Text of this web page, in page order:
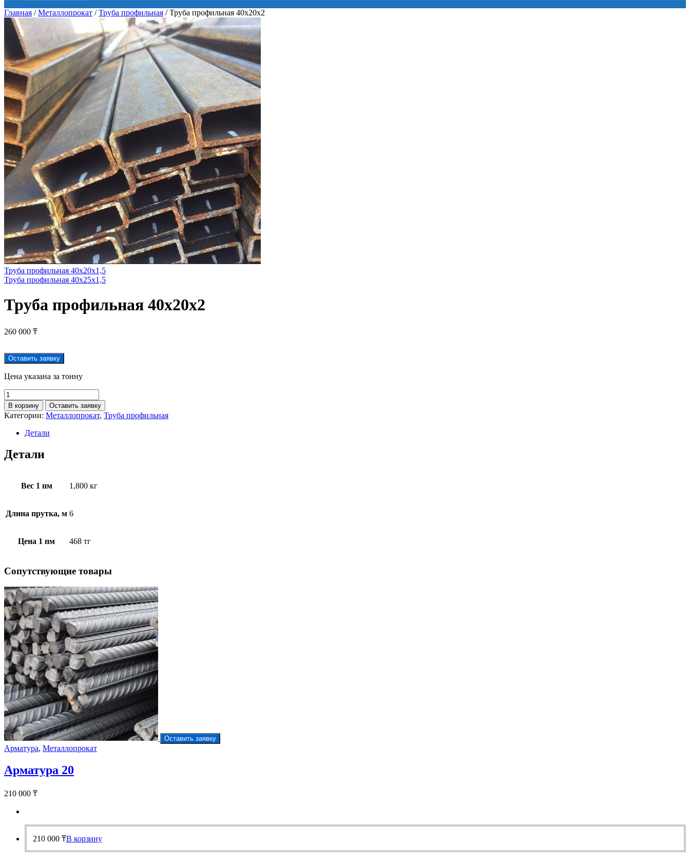
Главная / Металлопрокат / Труба профильная /Труба профильная 40х20х2
Труба профильная 40х20х1,5
Труба профильная 40х25х1,5
Труба профильная 40х20х2
260 000 ₸
Оставить заявку
Цена указана за тонну
В корзину Оставить заявку
Категории: Металлопрокат, Труба профильная
Детали
Детали
Вес 1 пм 1,800 кг
Длина прутка, м 6
Цена 1 пм 468 тг
Cопутствующие товары
Оставить заявку
Арматура, Металлопрокат
Арматура 20
210 000 ₸
210 000 ₸В корзину